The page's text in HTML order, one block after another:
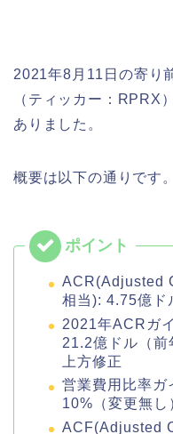
2021年8月11日の寄り
（ティッカー：RPRX
ありました。
概要は以下の通りです。
ACR(Adjusted
相当): 4.75億ド
2021年ACRガ
21.2億ドル（
上方修正
営業費用比率ガ
10%（変更無し
ACF(Adjusted